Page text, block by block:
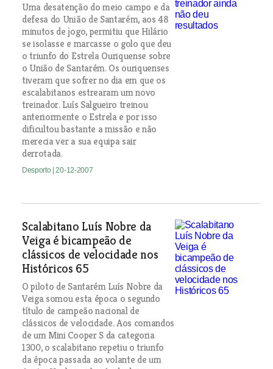
Uma desatenção do meio campo e da
defesa do União de Santarém, aos 48
minutos de jogo, permitiu que Hilário
se isolasse e marcasse o golo que deu
o triunfo do Estrela Ouriquense sobre
o União de Santarém. Os ouriquenses
tiveram que sofrer no dia em que os
escalabitanos estrearam um novo
treinador. Luís Salgueiro treinou
anteriormente o Estrela e por isso
dificultou bastante a missão e não
merecia ver a sua equipa sair
derrotada.
Desporto | 20-12-2007
Scalabitano Luís Nobre da
Veiga é bicampeão de
clássicos de velocidade nos
Históricos 65
O piloto de Santarém Luís Nobre da
Veiga somou esta época o segundo
título de campeão nacional de
clássicos de velocidade. Aos comandos
de um Mini Cooper S da categoria
1300, o scalabitano repetiu o triunfo
da época passada ao volante de um